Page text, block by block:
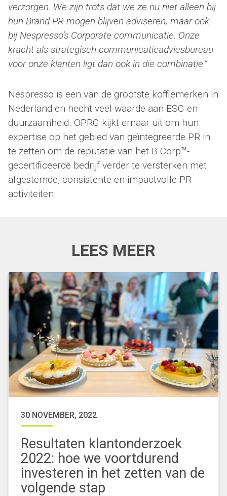
verzorgen. We zijn trots dat we ze nu niet alleen bij
hun Brand PR mogen blijven adviseren, maar ook
bij Nespresso’s Corporate communicatie. Onze
kracht als strategisch communicatieadviesbureau
voor onze klanten ligt dan ook in die combinatie.”
Nespresso is een van de grootste koffiemerken in
Nederland en hecht veel waarde aan ESG en
duurzaamheid. OPRG kijkt ernaar uit om hun
expertise op het gebied van geïntegreerde PR in
te zetten om de reputatie van het B Corp™-
gecertificeerde bedrijf verder te versterken met
afgestemde, consistente en impactvolle PR-
activiteiten.
LEES MEER
30 NOVEMBER, 2022
Resultaten klantonderzoek
2022: hoe we voortdurend
investeren in het zetten van de
volgende stap